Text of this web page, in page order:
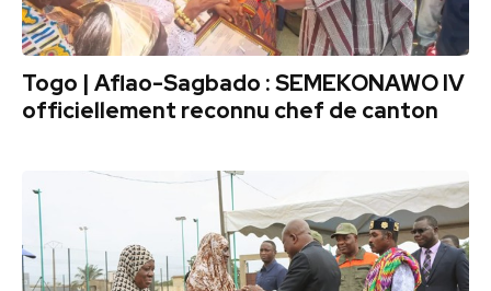
Togo | Aflao-Sagbado : SEMEKONAWO IV
officiellement reconnu chef de canton